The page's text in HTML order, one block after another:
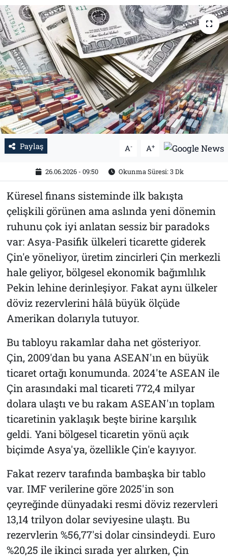
Paylaş A- A+
26.06.2026 - 09:50 Okunma Süresi: 3 Dk
Küresel finans sisteminde ilk bakışta
çelişkili görünen ama aslında yeni dönemin
ruhunu çok iyi anlatan sessiz bir paradoks
var: Asya-Pasifik ülkeleri ticarette giderek
Çin'e yöneliyor, üretim zincirleri Çin merkezli
hale geliyor, bölgesel ekonomik bağımlılık
Pekin lehine derinleşiyor. Fakat aynı ülkeler
döviz rezervlerini hâlâ büyük ölçüde
Amerikan dolarıyla tutuyor.
Bu tabloyu rakamlar daha net gösteriyor.
Çin, 2009'dan bu yana ASEAN'ın en büyük
ticaret ortağı konumunda. 2024'te ASEAN ile
Çin arasındaki mal ticareti 772,4 milyar
dolara ulaştı ve bu rakam ASEAN'ın toplam
ticaretinin yaklaşık beşte birine karşılık
geldi. Yani bölgesel ticaretin yönü açık
biçimde Asya'ya, özellikle Çin'e kayıyor.
Fakat rezerv tarafında bambaşka bir tablo
var. IMF verilerine göre 2025'in son
çeyreğinde dünyadaki resmi döviz rezervleri
13,14 trilyon dolar seviyesine ulaştı. Bu
rezervlerin %56,77'si dolar cinsindeydi. Euro
%20,25 ile ikinci sırada yer alırken, Çin
Tarih
İletişim
Künye